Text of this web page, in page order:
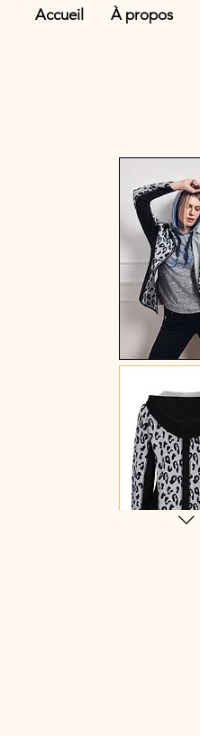
Accueil À propos